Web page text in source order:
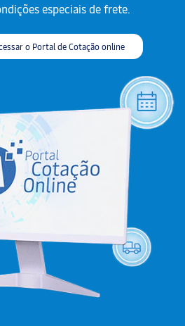
especiais de frete.
o Portal de Cotação online